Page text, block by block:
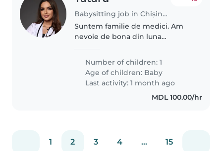
Babysitting job in Chișinău
Suntem familie de medici. Am
nevoie de bona din luna
pentru a putea lucra
Number of children: 1
Age of children: Baby
Last activity: 1 month ago
MDL 100.00/hr
1 2 3 4 ... 15